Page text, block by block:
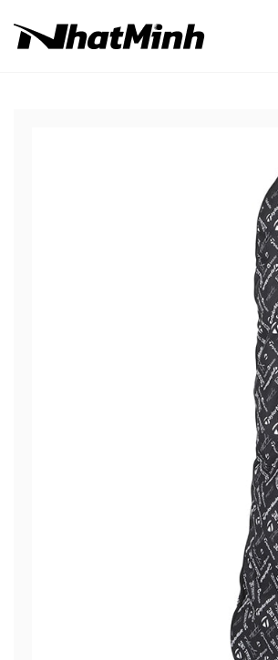
đến